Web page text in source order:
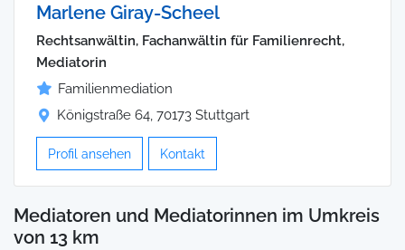
Marlene Giray-Scheel
Rechtsanwältin, Fachanwältin für Familienrecht,
Mediatorin
Familienmediation
Königstraße 64, 70173 Stuttgart
Profil ansehen Kontakt
Mediatoren und Mediatorinnen im Umkreis
von 13 km